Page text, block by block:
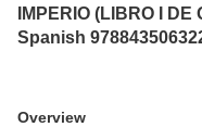
IMPERIO (LIBRO I DE
Spanish
Overview